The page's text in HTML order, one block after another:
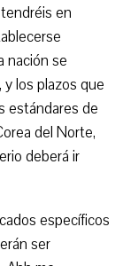
en
nación se
los plazos que
estándares de
del Norte,
deberá ir
específicos
ser